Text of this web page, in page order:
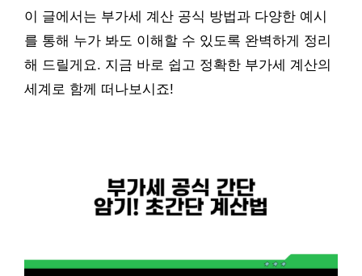
이 글에서는 부가세 계산 공식 방법과 다양한 예시
를 통해 누가 봐도 이해할 수 있도록 완벽하게 정리
해 드릴게요. 지금 바로 쉽고 정확한 부가세 계산의
세계로 함께 떠나보시죠!